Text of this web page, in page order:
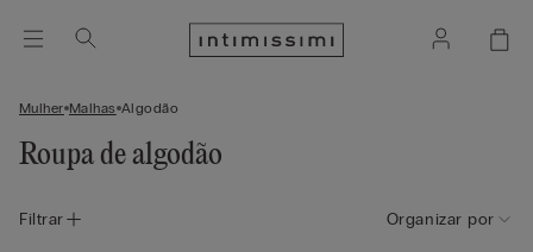
Mulher Malhas Algodão
Roupa de algodão
Filtrar Organizar por